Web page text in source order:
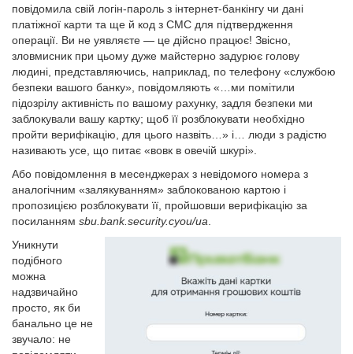
повідомила свій логін-пароль з інтернет-банкінгу чи дані
платіжної карти та ще й код з СМС для підтвердження
операції. Ви не уявляєте — це дійсно працює! Звісно,
зловмисник при цьому дуже майстерно задурює голову
людині, представляючись, наприклад, по телефону «службою
безпеки вашого банку», повідомляють «…ми помітили
підозрілу активність по вашому рахунку, задля безпеки ми
заблокували вашу картку; щоб її розблокувати необхідно
пройти верифікацію, для цього назвіть…» і… люди з радістю
називають усе, що питає «вовк в овечій шкурі».
Або повідомлення в месенджерах з невідомого номера з
аналогічним «залякуванням» заблокованою картою і
пропозицією розблокувати її, пройшовши верифікацію за
посиланням sbu.bank.security.cyou/ua
Уникнути
подібного
можна
надзвичайно
просто, як би
банально це не
звучало: не